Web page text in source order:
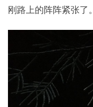
刚路上的阵阵紧张了。